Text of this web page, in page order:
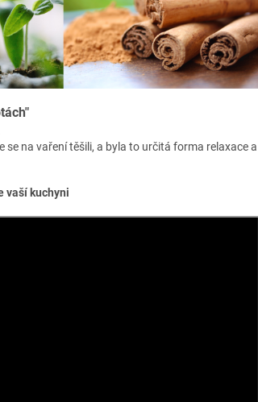
na vaření těšili, a byla to určitá forma relaxace a
vaší kuchyni